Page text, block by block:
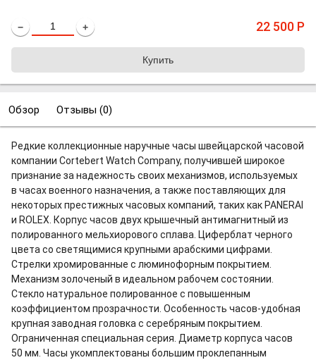
− + 22 500 Р
Обзор Отзывы (0)
Редкие коллекционные наручные часы швейцарской часовой
компании Cortebert Watch Company, получившей широкое
признание за надежность своих механизмов, используемых
в часах военного назначения, а также поставляющих для
некоторых престижных часовых компаний, таких как PANERAI
и ROLEX. Корпус часов двух крышечный антимагнитный из
полированного мельхиорового сплава. Циферблат черного
цвета со светящимися крупными арабскими цифрами.
Стрелки хромированные с люминофорным покрытием.
Механизм золоченый в идеальном рабочем состоянии.
Стекло натуральное полированное с повышенным
коэффициентом прозрачности. Особенность часов-удобная
крупная заводная головка с серебряным покрытием.
Ограниченная специальная серия. Диаметр корпуса часов
50 мм. Часы укомплектованы большим проклепанным